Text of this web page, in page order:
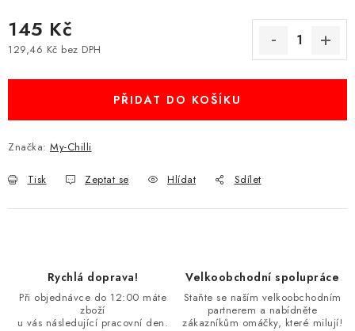
145 Kč
129,46 Kč bez DPH
PŘIDAT DO KOŠÍKU
Značka: My-Chilli
Tisk Zeptat se Hlídat Sdílet
Rychlá doprava!
Při objednávce do 12:00 máte
zboží
u vás následující pracovní den.
Velkoobchodní spolupráce
Staňte se naším velkoobchodním
partnerem a nabídněte
zákazníkům omáčky, které milují!